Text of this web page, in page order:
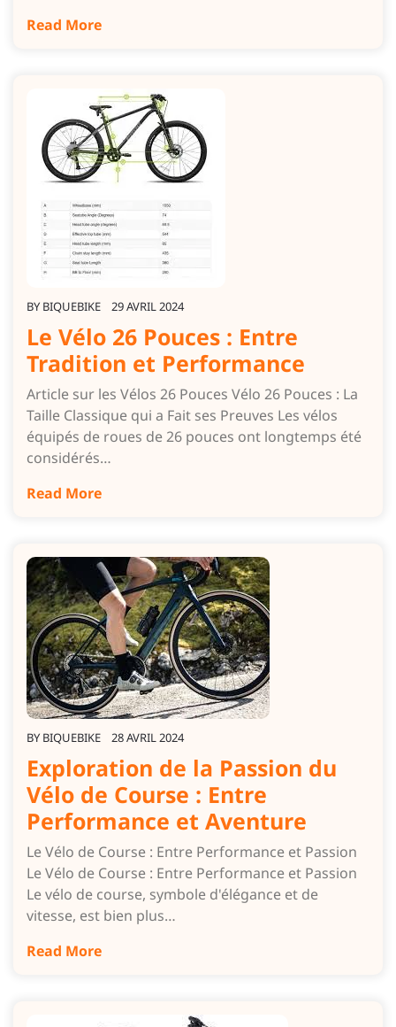
Read More
BY BIQUEBIKE 29 AVRIL 2024
Le Vélo 26 Pouces : Entre
Tradition et Performance
Article sur les Vélos 26 Pouces Vélo 26 Pouces : La
Taille Classique qui a Fait ses Preuves Les vélos
équipés de roues de 26 pouces ont longtemps été
considérés…
Read More
BY BIQUEBIKE 28 AVRIL 2024
Exploration de la Passion du
Vélo de Course : Entre
Performance et Aventure
Le Vélo de Course : Entre Performance et Passion
Le Vélo de Course : Entre Performance et Passion
Le vélo de course, symbole d'élégance et de
vitesse, est bien plus…
Read More